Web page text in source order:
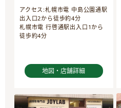
アクセス:札幌市電 中島公園通駅
出入口2から徒歩約4分
札幌市電 行啓通駅出入口1から
徒歩約4分
地図・店舗詳細